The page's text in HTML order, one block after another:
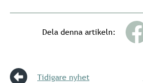
Dela denna artikeln:
Tidigare nyhet